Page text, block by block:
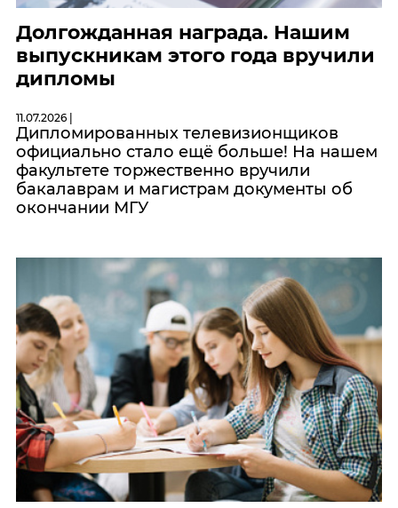
Долгожданная награда. Нашим
выпускникам этого года вручили
дипломы
11.07.2026 |
Дипломированных телевизионщиков
официально стало ещё больше! На нашем
факультете торжественно вручили
бакалаврам и магистрам документы об
окончании МГУ